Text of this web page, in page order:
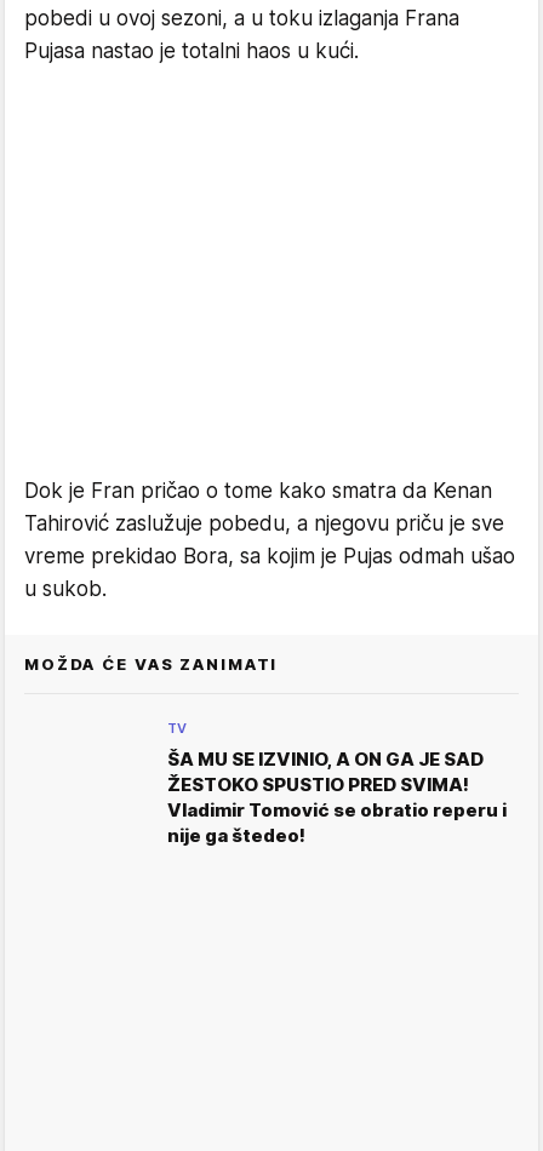
pobedi u ovoj sezoni, a u toku izlaganja Frana
Pujasa nastao je totalni haos u kući.
Dok je Fran pričao o tome kako smatra da Kenan
Tahirović zaslužuje pobedu, a njegovu priču je sve
vreme prekidao Bora, sa kojim je Pujas odmah ušao
u sukob.
MOŽDA ĆE VAS ZANIMATI
TV
ŠA MU SE IZVINIO, A ON GA JE SAD
ŽESTOKO SPUSTIO PRED SVIMA!
Vladimir Tomović se obratio reperu i
nije ga štedeo!